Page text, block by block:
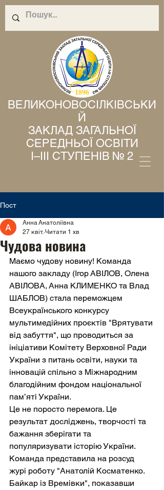
ВЕЛИКОНОВОСІЛКІВСЬКИ
Й
ЗАКЛАД ЗАГАЛЬНОЇ
СЕРЕДНЬОЇ ОСВІТИ
І–ІІІ СТУПЕНІВ № 2
Пост
Чудова новина
Анна Анатоліївна
27 квіт. Читати 1 хв
Маємо чудову новину! Команда
нашого закладу (Ігор АВІЛОВ, Олена
АВІЛОВА, Анна КЛИМЕНКО та Влад
ШАБЛОВ) стала переможцем
Всеукраїнського конкурсу
мультимедійних проєктів "Врятувати
від забуття", що проводиться за
ініціативи Комітету Верховної Ради
України з питань освіти, науки та
інновацій спільно з Міжнародним
благодійним фондом національної
пам’яті України.
Це не поросто перемога. Це
результат досліджень, творчості та
бажання зберігати та
популяризувати історію України.
Команда представила на розсуд
журі роботу "Анатолій Косматенко.
Байкар із Времівки", показавши